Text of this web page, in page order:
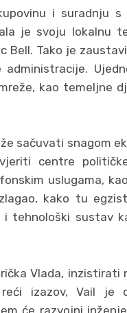
i suradnju s
je svoju lokalnu
Bell. Tako je
kao temeljne
sačuvati snagom
centre
uslugama,
kako tu
i tehnološki sustav
Vlada, inzistirati
izazov, Vail je
će razvojni